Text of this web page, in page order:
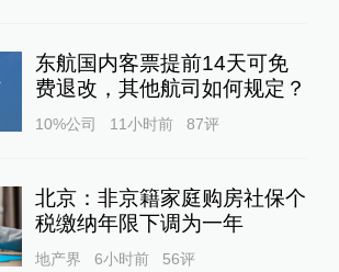
东航国内客票提前14天可免
费退改，其他航司如何规定？
10%公司 11小时前 87评
北京：非京籍家庭购房社保个
税缴纳年限下调为一年
地产界 6小时前 56评